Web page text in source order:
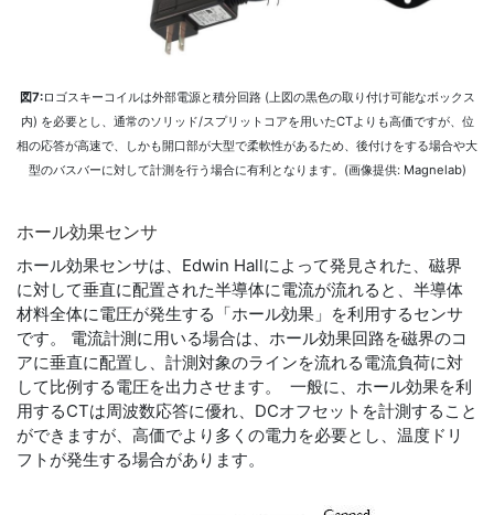
図7:ロゴスキーコイルは外部電源と積分回路 (上図の黒色の取り付け可能なボックス
内) を必要とし、通常のソリッド/スプリットコアを用いたCTよりも高価ですが、位
相の応答が高速で、しかも開口部が大型で柔軟性があるため、後付けをする場合や大
型のバスバーに対して計測を行う場合に有利となります。(画像提供: Magnelab)
ホール効果センサ
ホール効果センサは、Edwin Hallによって発見された、磁界
に対して垂直に配置された半導体に電流が流れると、半導体
材料全体に電圧が発生する「ホール効果」を利用するセンサ
です。 電流計測に用いる場合は、ホール効果回路を磁界のコ
アに垂直に配置し、計測対象のラインを流れる電流負荷に対
して比例する電圧を出力させます。 一般に、ホール効果を利
用するCTは周波数応答に優れ、DCオフセットを計測すること
ができますが、高価でより多くの電力を必要とし、温度ドリ
フトが発生する場合があります。